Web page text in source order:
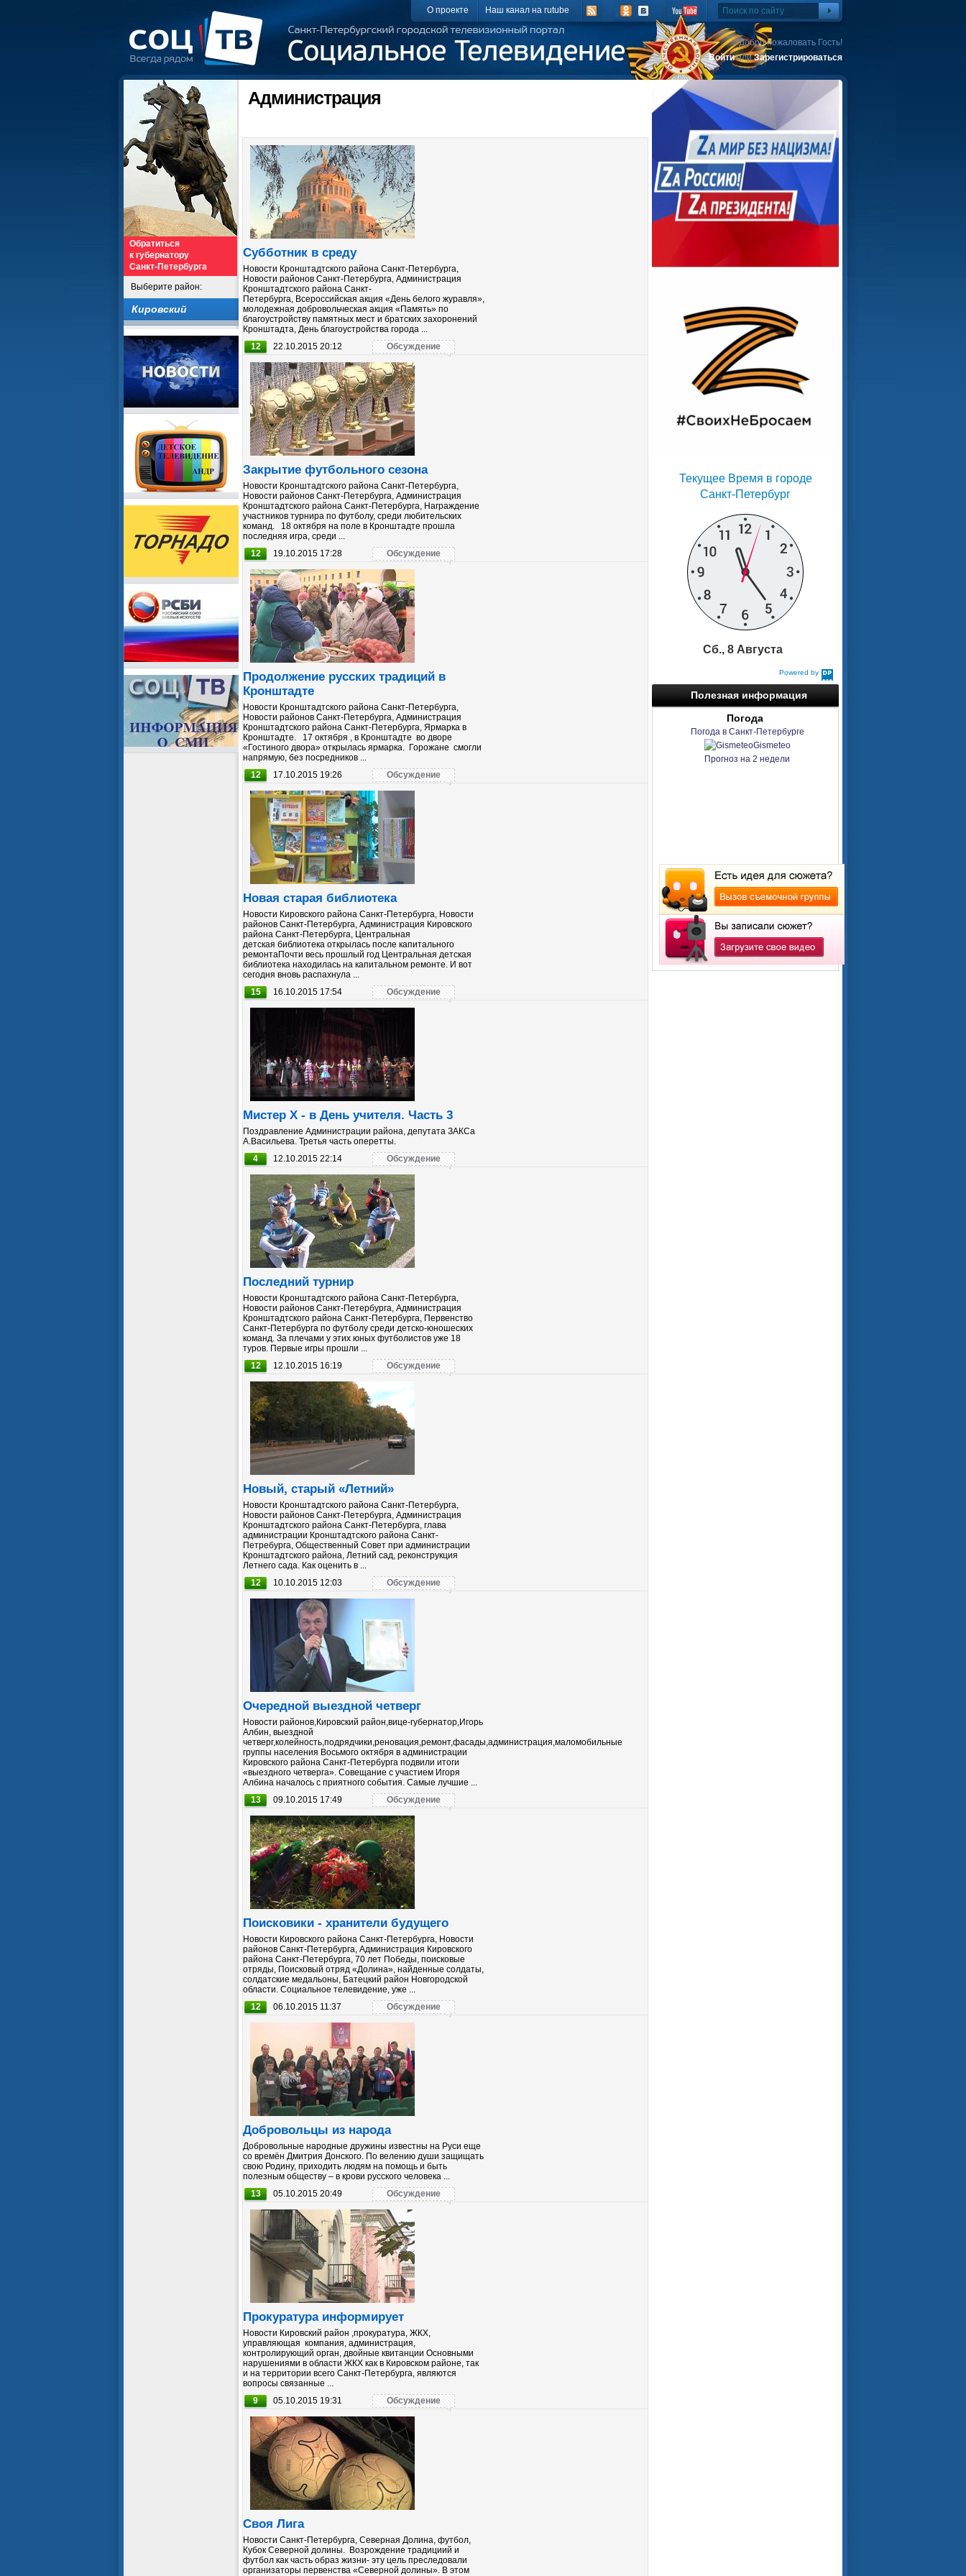
О проекте Наш канал на rutube
Добро пожаловать Гость!
ВойтиилиЗарегистрироваться
Обратиться
к губернатору
Санкт-Петербурга
Выберите район:
Кировский
Администрация
Субботник в среду
Новости Кронштадтского района Санкт-Петербурга,
Новости районов Санкт-Петербурга, Администрация
Кронштадтского района Санкт-
Петербурга, Всероссийская акция «День белого журавля»,
молодежная добровольческая акция «Память» по
благоустройству памятных мест и братских захоронений
Кронштадта, День благоустройства города ...
12
22.10.2015 20:12 Обсуждение
Закрытие футбольного сезона
Новости Кронштадтского района Санкт-Петербурга,
Новости районов Санкт-Петербурга, Администрация
Кронштадтского района Санкт-Петербурга, Награждение
участников турнира по футболу, среди любительских
команд. 18 октября на поле в Кронштадте прошла
последняя игра, среди ...
12
19.10.2015 17:28 Обсуждение
Продолжение русских традиций в
Кронштадте
Новости Кронштадтского района Санкт-Петербурга,
Новости районов Санкт-Петербурга, Администрация
Кронштадтского района Санкт-Петербурга, Ярмарка в
Кронштадте. 17 октября , в Кронштадте во дворе
«Гостиного двора» открылась ярмарка. Горожане смогли
напрямую, без посредников ...
12
17.10.2015 19:26 Обсуждение
Новая старая библиотека
Новости Кировского района Санкт-Петербурга, Новости
районов Санкт-Петербурга, Администрация Кировского
района Санкт-Петербурга, Центральная
детская библиотека открылась после капитального
ремонтаПочти весь прошлый год Центральная детская
библиотека находилась на капитальном ремонте. И вот
сегодня вновь распахнула ...
15
16.10.2015 17:54 Обсуждение
Мистер Х - в День учителя. Часть 3
Поздравление Администрации района, депутата ЗАКСа
А.Васильева. Третья часть оперетты.
4
12.10.2015 22:14 Обсуждение
Последний турнир
Новости Кронштадтского района Санкт-Петербурга,
Новости районов Санкт-Петербурга, Администрация
Кронштадтского района Санкт-Петербурга, Первенство
Санкт-Петербурга по футболу среди детско-юношеских
команд. За плечами у этих юных футболистов уже 18
туров. Первые игры прошли ...
12
12.10.2015 16:19 Обсуждение
Новый, старый «Летний»
Новости Кронштадтского района Санкт-Петербурга,
Новости районов Санкт-Петербурга, Администрация
Кронштадтского района Санкт-Петербурга, глава
администрации Кронштадтского района Санкт-
Петребурга, Общественный Совет при администрации
Кронштадтского района, Летний сад, реконструкция
Летнего сада. Как оценить в ...
12
10.10.2015 12:03 Обсуждение
Очередной выездной четверг
Новости районов,Кировский район,вице-губернатор,Игорь
Албин, выездной
четверг,колейность,подрядчики,реновация,ремонт,фасады,администрация,маломобильные
группы населения Восьмого октября в администрации
Кировского района Санкт-Петербурга подвили итоги
«выездного четверга». Совещание с участием Игоря
Албина началось с приятного события. Самые лучшие ...
13
09.10.2015 17:49 Обсуждение
Поисковики - хранители будущего
Новости Кировского района Санкт-Петербурга, Новости
районов Санкт-Петербурга, Администрация Кировского
района Санкт-Петербурга, 70 лет Победы, поисковые
отряды, Поисковый отряд «Долина», найденные солдаты,
солдатские медальоны, Батецкий район Новгородской
области. Социальное телевидение, уже ...
12
06.10.2015 11:37 Обсуждение
Добровольцы из народа
Добровольные народные дружины известны на Руси еще
со времён Дмитрия Донского. По велению души защищать
свою Родину, приходить людям на помощь и быть
полезным обществу – в крови русского человека ...
13
05.10.2015 20:49 Обсуждение
Прокуратура информирует
Новости Кировский район ,прокуратура, ЖКХ,
управляющая компания, администрация,
контролирующий орган, двойные квитанции Основными
нарушениями в области ЖКХ как в Кировском районе, так
и на территории всего Санкт-Петербурга, являются
вопросы связанные ...
9
05.10.2015 19:31 Обсуждение
Своя Лига
Новости Санкт-Петербурга, Северная Долина, футбол,
Кубок Северной долины. Возрождение традициий и
футбол как часть образ жизни- эту цель преследовали
организаторы первенства «Северной долины». В этом
Powered by
DaysPedia.com
Текущее Время в городе
Санкт-Петербург
Сб., 8 Августа
Полезная информация
Погода
Погода в Санкт-Петербурге
Gismeteo
Прогноз на 2 недели